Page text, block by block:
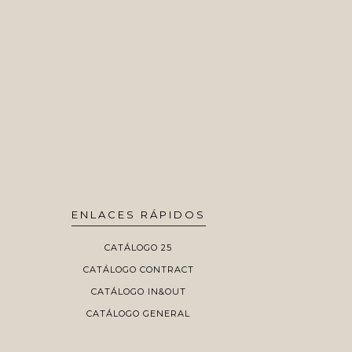
ENLACES RÁPIDOS
CATÁLOGO 25
CATÁLOGO CONTRACT
CATÁLOGO IN&OUT
CATÁLOGO GENERAL